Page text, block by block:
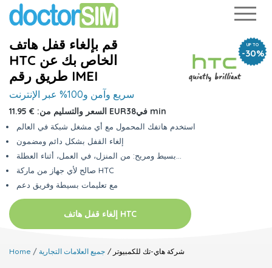
UP TO
-30%
قم بإلغاء قفل هاتف
HTC الخاص بك عن
طريق رقم IMEI
سريع وآمن و100% عبر الإنترنت
السعر والتسليم من: € 11.95 EUR في 38 min
استخدم هاتفك المحمول مع أي مشغل شبكة في العالم
إلغاء القفل بشكل دائم ومضمون
صالح لأي جهاز من ماركة HTC
مع تعليمات بسيطة وفريق دعم
إلغاء قفل هاتف HTC
Home جميع العلامات التجارية / شركة هاي-تك للكمبيوتر